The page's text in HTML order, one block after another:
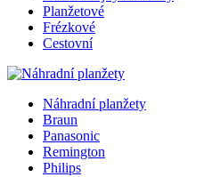
Planžetové
Frézkové
Cestovní
Náhradní planžety
Braun
Panasonic
Remington
Philips